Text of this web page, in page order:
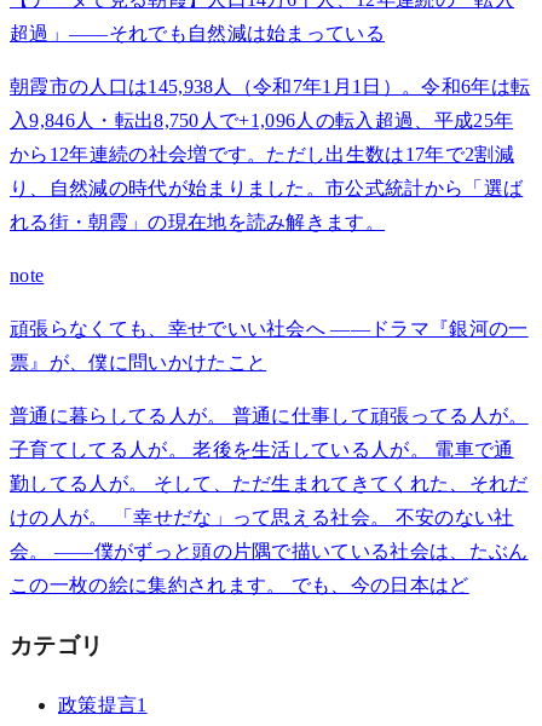
超過」——それでも自然減は始まっている
朝霞市の人口は145,938人（令和7年1月1日）。令和6年は転
入9,846人・転出8,750人で+1,096人の転入超過、平成25年
から12年連続の社会増です。ただし出生数は17年で2割減
り、自然減の時代が始まりました。市公式統計から「選ば
れる街・朝霞」の現在地を読み解きます。
note
頑張らなくても、幸せでいい社会へ ――ドラマ『銀河の一
票』が、僕に問いかけたこと
普通に暮らしてる人が。 普通に仕事して頑張ってる人が。
子育てしてる人が。 老後を生活している人が。 電車で通
勤してる人が。 そして、ただ生まれてきてくれた、それだ
けの人が。 「幸せだな」って思える社会。 不安のない社
会。 ――僕がずっと頭の片隅で描いている社会は、たぶん
この一枚の絵に集約されます。 でも、今の日本はど
カテゴリ
政策提言1